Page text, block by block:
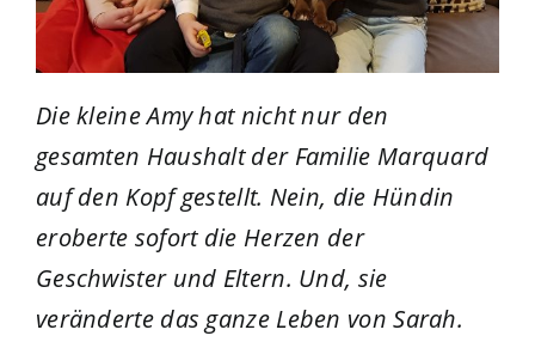
Die kleine Amy hat nicht nur den
gesamten Haushalt der Familie Marquard
auf den Kopf gestellt. Nein, die Hündin
eroberte sofort die Herzen der
Geschwister und Eltern. Und, sie
veränderte das ganze Leben von Sarah.